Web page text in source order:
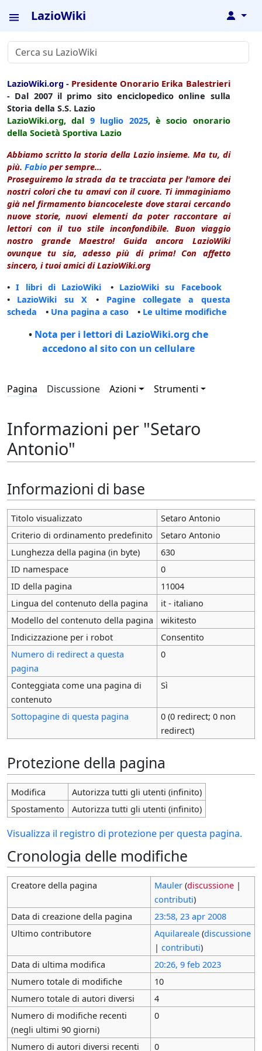
LazioWiki ↓
LazioWiki.org - Presidente Onorario Erika Balestrieri
- Dal 2007 il primo sito enciclopedico online sulla
Storia della S.S. Lazio
LazioWiki.org, dal 9 luglio 2025, è socio onorario
della Società Sportiva Lazio
Abbiamo scritto la storia della Lazio insieme. Ma tu, di
più. Fabio per sempre...
Proseguiremo la strada da te tracciata per l'amore dei
nostri colori che tu amavi con il cuore. Ti immaginiamo
già nel firmamento biancoceleste dove starai cercando
nuove storie, nuovi elementi da poter raccontare ai
lettori con il tuo stile inconfondibile. Buon viaggio
nostro grande Maestro! Guida ancora LazioWiki
ovunque tu sia, adesso più di prima! Con affetto
sincero, i tuoi amici di LazioWiki.org
•I libri di LazioWiki • LazioWiki su Facebook
• LazioWiki su X • Pagine collegate a questa
scheda • Una pagina a caso • Le ultime modifiche
• Nota per i lettori di LazioWiki.org che
accedono al sito con un cellulare
Pagina Discussione Azioni Strumenti
Informazioni per "Setaro
Antonio"
Informazioni di base
Titolo visualizzato
Setaro Antonio
Criterio di ordinamento predefinito
Setaro Antonio
Lunghezza della pagina (in byte)
630
ID namespace
0
ID della pagina
11004
Lingua del contenuto della pagina
it - italiano
Modello del contenuto della pagina
wikitesto
Indicizzazione per i robot
Consentito
Numero di redirect a questa
pagina
0
Conteggiata come una pagina di
contenuto
Sì
Sottopagine di questa pagina
0 (0 redirect; 0 non
redirect)
Protezione della pagina
Modifica
Autorizza tutti gli utenti (infinito)
Spostamento
Autorizza tutti gli utenti (infinito)
Visualizza il registro di protezione per questa pagina.
Cronologia delle modifiche
Creatore della pagina Mauler (discussione|
contributi)
Data di creazione della pagina
23:58, 23 apr 2008
Ultimo contributore
Aquilareale (discussione
| contributi)
Data di ultima modifica
20:26, 9 feb 2023
Numero totale di modifiche
10
Numero totale di autori diversi
4
Numero di modifiche recenti
(negli ultimi 90 giorni)
0
Numero di autori diversi recenti 0